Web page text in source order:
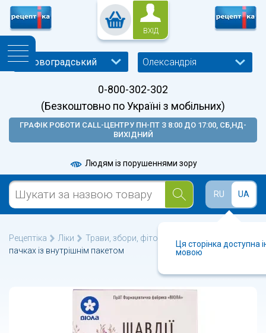
ВХІД
Олександрія
0-800-302-302
(Безкоштовно по Україні з мобільних)
ГРАФІК РОБОТИ CALL-ЦЕНТРУ ПН-ПТ З 8:00 ДО 17:00, СБ,НД-
ВИХІДНИЙ
Людям із порушеннями зору
RU UA
Ця сторінка доступна
мовою
Рецептіка Ліки Трави, збори, фіточаї
пачках із внутрішнім пакетом